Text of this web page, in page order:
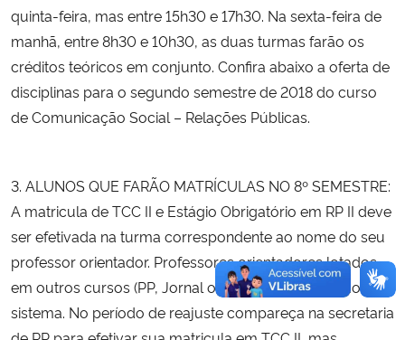
quinta-feira, mas entre 15h30 e 17h30. Na sexta-feira de
manhã, entre 8h30 e 10h30, as duas turmas farão os
créditos teóricos em conjunto. Confira abaixo a oferta de
disciplinas para o segundo semestre de 2018 do curso
de Comunicação Social – Relações Públicas.
3. ALUNOS QUE FARÃO MATRÍCULAS NO 8º SEMESTRE:
A matricula de TCC II e Estágio Obrigatório em RP II deve
ser efetivada na turma correspondente ao nome do seu
professor orientador. Professores orientadores lotados
em outros cursos (PP, Jornal ou PE) não aparecerão no
sistema. No período de reajuste compareça na secretaria